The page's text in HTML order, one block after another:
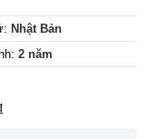
Nhật Bản
2 năm